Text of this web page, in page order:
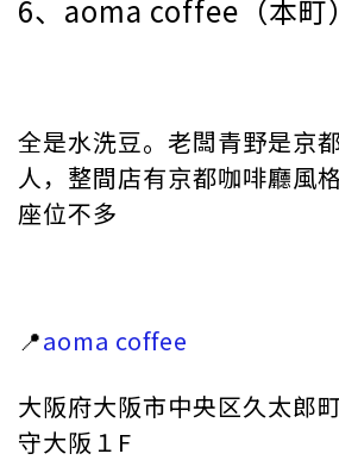
6、aoma coffee（本町）
全是水洗豆。老闆青野是京
人，整間店有京都咖啡廳風
座位不多
📍aoma coffee
大阪府大阪市中央区久太郎
守大阪１F